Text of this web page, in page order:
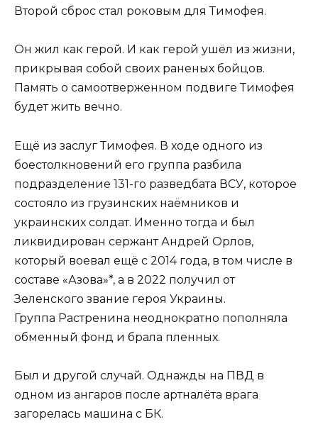
Второй сброс стал роковым для Тимофея.
Он жил как герой. И как герой ушёл из жизни,
прикрывая собой своих раненых бойцов.
Память о самоотверженном подвиге Тимофея
будет жить вечно.
Ещё из заслуг Тимофея. В ходе одного из
боестолкновений его группа разбила
подразделение 131-го разведбата ВСУ, которое
состояло из грузинских наёмников и
украинских солдат. Именно тогда и был
ликвидирован сержант Андрей Орлов,
который воевал ещё с 2014 года, в том числе в
составе «Азова»*, а в 2022 получил от
Зеленского звание героя Украины.
Группа Растренина неоднократно пополняла
обменный фонд и брала пленных.
Был и другой случай. Однажды на ПВД в
одном из ангаров после артналёта врага
загорелась машина с БК.